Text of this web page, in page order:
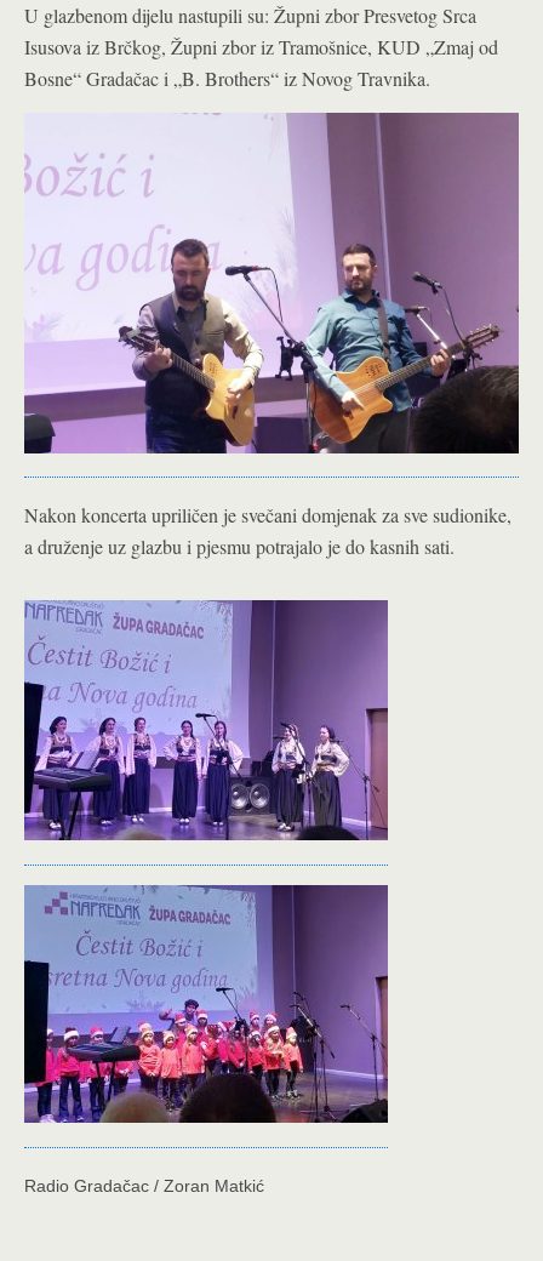
U glazbenom dijelu nastupili su: Župni zbor Presvetog Srca
Isusova iz Brčkog, Župni zbor iz Tramošnice, KUD „Zmaj od
Bosne“ Gradačac i „B. Brothers“ iz Novog Travnika.
Nakon koncerta upriličen je svečani domjenak za sve sudionike,
a druženje uz glazbu i pjesmu potrajalo je do kasnih sati.
Radio Gradačac / Zoran Matkić